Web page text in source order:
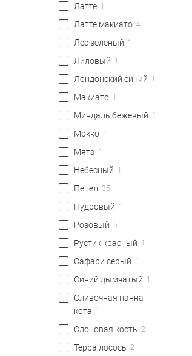
Латте 1
Латте макиато 4
Лес зеленый 1
Лиловый 1
Лондонский синий 1
Макиато 1
Миндаль бежевый 1
Мокко 1
Мята 1
Небесный 1
Пепел 35
Пудровый 1
Розовый 5
Рустик красный 1
Сафари серый 1
Синий дымчатый 1
Сливочная панна-
кота 1
Слоновая кость 2
Терра лосось 2